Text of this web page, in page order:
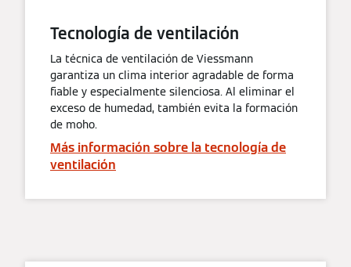
Tecnología de ventilación
La técnica de ventilación de Viessmann
garantiza un clima interior agradable de forma
fiable y especialmente silenciosa. Al eliminar el
exceso de humedad, también evita la formación
de moho.
Más información sobre la tecnología de
ventilación